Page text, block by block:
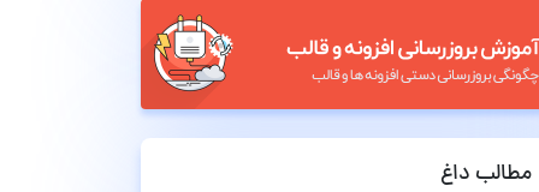
مطالب داغ